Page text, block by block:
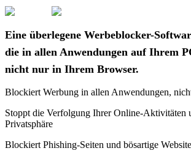
Eine überlegene Werbeblocker-
die in allen Anwendungen auf Ihrem
nicht nur in Ihrem Browser.
Blockiert Werbung in allen Anwendungen,
Stoppt die Verfolgung Ihrer Online-Aktivitäten
Privatsphäre
Blockiert Phishing-Seiten und bösartige